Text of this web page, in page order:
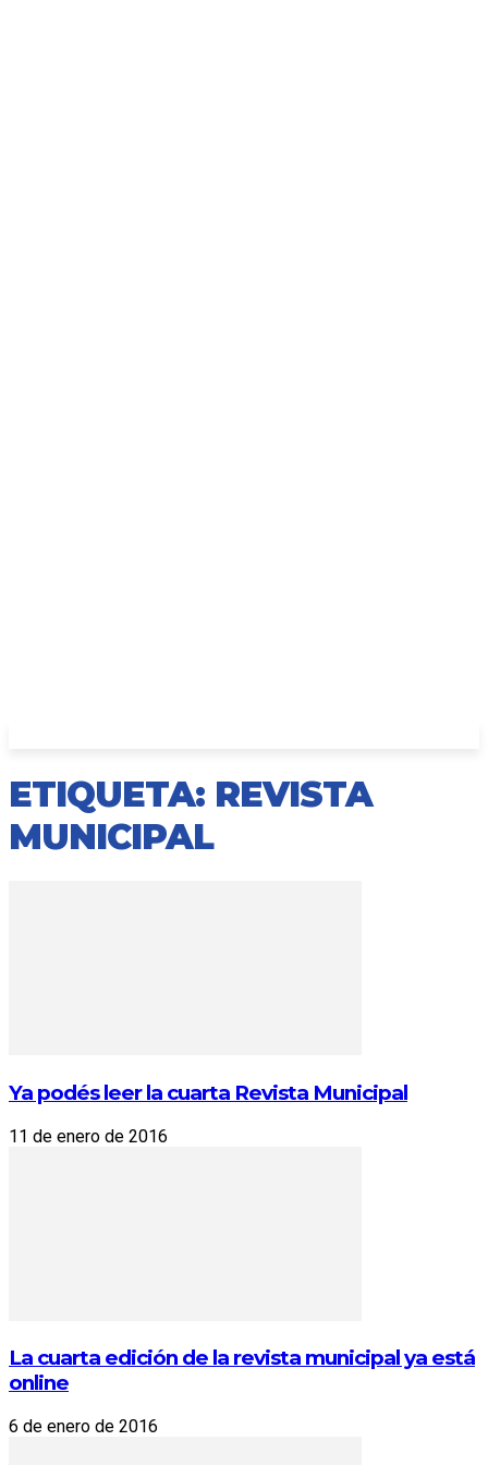
ETIQUETA: REVISTA
MUNICIPAL
Ya podés leer la cuarta Revista Municipal
11 de enero de 2016
La cuarta edición de la revista municipal ya está
online
6 de enero de 2016